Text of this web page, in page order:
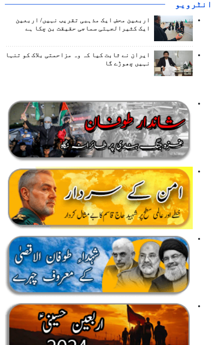
انٹرويو
اربعین محض ایک مذہبی تقریب نہیں/ اربعین
ایک کثیرالجہتی سماجی حقیقت بن چکا ہے
ایران نے ثابت کیا کہ وہ مزاحمتی بلاک کو تنہا
نہیں چھوڑے گا